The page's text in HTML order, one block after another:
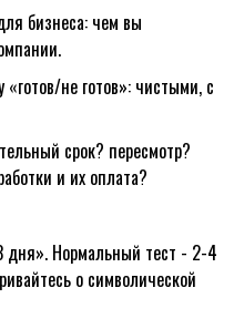
бизнеса: чем вы
не готов»: чистыми, с
срок? пересмотр?
и их оплата?
дня». Нормальный тест - 2-4
о символической